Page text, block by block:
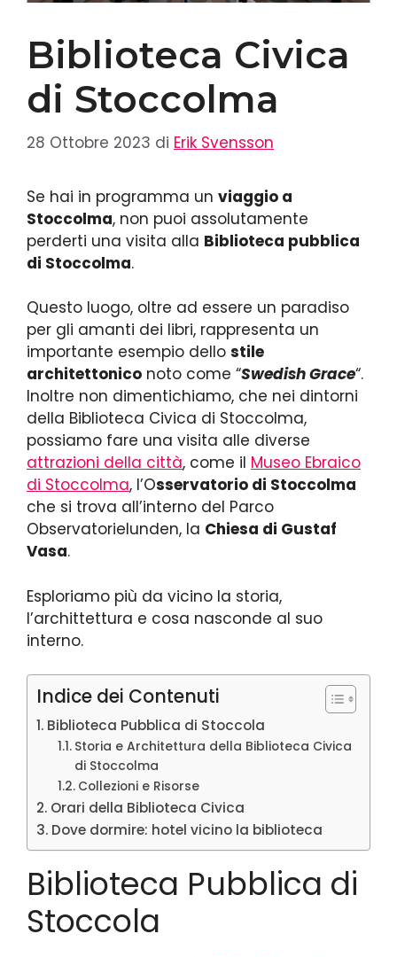
Biblioteca Civica
di Stoccolma
28 Ottobre 2023 di Erik Svensson
Se hai in programma un viaggio a
Stoccolma, non puoi assolutamente
perderti una visita alla Biblioteca pubblica
di Stoccolma.
Questo luogo, oltre ad essere un paradiso
per gli amanti dei libri, rappresenta un
importante esempio dello stile
architettonico noto come “Swedish Grace“.
Inoltre non dimentichiamo, che nei dintorni
della Biblioteca Civica di Stoccolma,
possiamo fare una visita alle diverse
attrazioni della città, come il Museo Ebraico
di Stoccolma, l’Osservatorio di Stoccolma
che si trova all’interno del Parco
Observatorielunden, la Chiesa di Gustaf
Vasa.
Esploriamo più da vicino la storia,
l’archittettura e cosa nasconde al suo
interno.
Indice dei Contenuti
Biblioteca Pubblica di Stoccola
Storia e Architettura della Biblioteca Civica
di Stoccolma
Collezioni e Risorse
Orari della Biblioteca Civica
Dove dormire: hotel vicino la biblioteca
Biblioteca Pubblica di
Stoccola